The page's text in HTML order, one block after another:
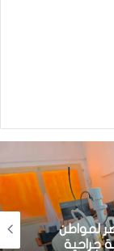
لمواطن
بعملية جراحية